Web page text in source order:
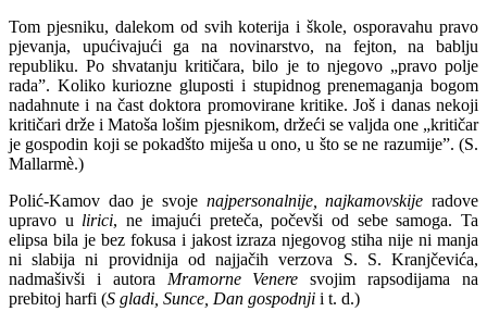
Tom pjesniku, dalekom od svih koterija i škole, osporavahu pravo
pjevanja, upućivajući ga na novinarstvo, na fejton, na bablju
republiku. Po shvatanju kritičara, bilo je to njegovo „pravo polje
rada”. Koliko kuriozne gluposti i stupidnog prenemaganja bogom
nadahnute i na čast doktora promovirane kritike. Još i danas nekoji
kritičari drže i Matoša lošim pjesnikom, držeći se valjda one „kritičar
je gospodin koji se pokadšto miješa u ono, u što se ne razumije”. (S.
Mallarmè.)
Polić-Kamov dao je svoje najpersonalnije, najkamovskije radove
upravo u lirici, ne imajući preteča, počevši od sebe samoga. Ta
elipsa bila je bez fokusa i jakost izraza njegovog stiha nije ni manja
ni slabija ni providnija od najjačih verzova S. S. Kranjčevića,
nadmašivši i autora Mramorne Venere svojim rapsodijama na
prebitoj harfi (S gladi, Sunce, Dan gospodnji i t. d.)